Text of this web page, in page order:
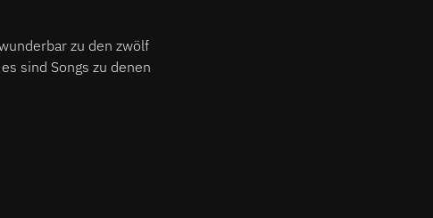
zu den zwölf
sind Songs zu denen